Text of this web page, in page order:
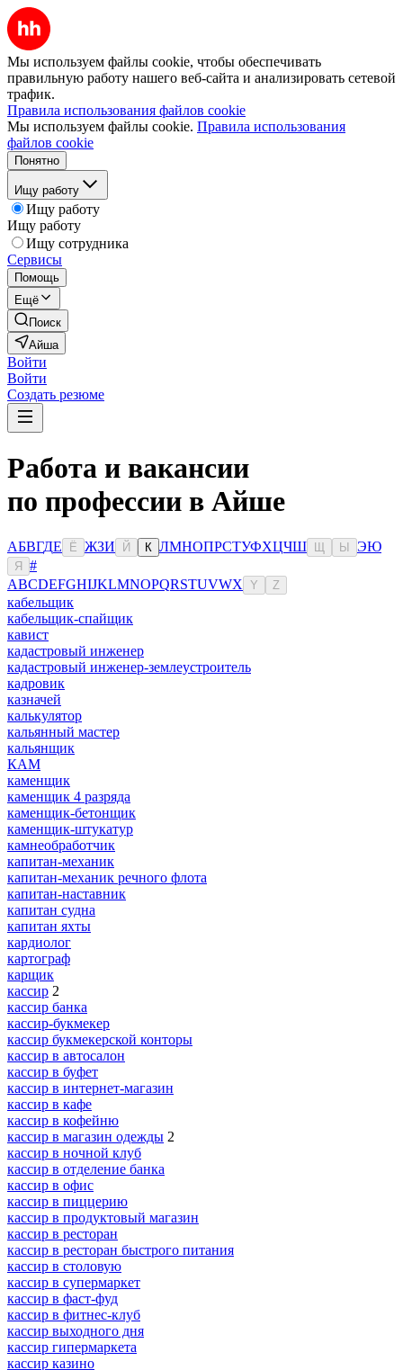
Мы используем файлы cookie, чтобы обеспечивать
правильную работу нашего веб-сайта и анализировать сетевой
трафик.
Правила использования файлов cookie
Мы используем файлы cookie. Правила использования
файлов cookie
Понятно
Ищу работу
Ищу работу
Ищу работу
Ищу сотрудника
Сервисы
Помощь
Ещё
Поиск
Айша
Войти
Войти
Создать резюме
Работа и вакансии
по профессии в Айше
АБВГДЕ Ё ЖЗИ Й К ЛМНОПРСТУФХЦЧШ Ы ЭЮ
Я
#
ABCDEFGHIJKLMNOPQRSTUVWX Y Z
кабельщик
кабельщик-спайщик
кавист
кадастровый инженер
кадастровый инженер-землеустроитель
кадровик
казначей
калькулятор
кальянный мастер
кальянщик
КАМ
каменщик
каменщик 4 разряда
каменщик-бетонщик
каменщик-штукатур
камнеобработчик
капитан-механик
капитан-механик речного флота
капитан-наставник
капитан судна
капитан яхты
кардиолог
картограф
карщик
кассир 2
кассир банка
кассир-букмекер
кассир букмекерской конторы
кассир в автосалон
кассир в буфет
кассир в интернет-магазин
кассир в кафе
кассир в кофейню
кассир в магазин одежды 2
кассир в ночной клуб
кассир в отделение банка
кассир в офис
кассир в пиццерию
кассир в продуктовый магазин
кассир в ресторан
кассир в ресторан быстрого питания
кассир в столовую
кассир в супермаркет
кассир в фаст-фуд
кассир в фитнес-клуб
кассир выходного дня
кассир гипермаркета
кассир казино